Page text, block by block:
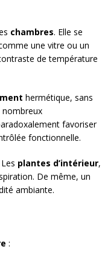
chambres. Elle se
une vitre ou un
de température
hermétique, sans
nombreux
favoriser
fonctionnelle.
plantes d’intérieur,
De même, un
ambiante.
: